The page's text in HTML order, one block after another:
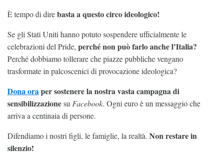
È tempo di direbasta a questo circo ideologico!
Se gli Stati Uniti hanno potuto sospendere ufficialmente le
celebrazioni del Pride, perché non può farlo anche l’Italia?
Perché dobbiamo tollerare che piazze pubbliche vengano
trasformate in palcoscenici di provocazione ideologica?
Dona ora per sostenere la nostra vasta campagna di
sensibilizzazionesu Facebook. Ogni euro è un messaggio che
arriva a centinaia di persone.
Difendiamo i nostri figli, le famiglie, la realtà. Non restare in
silenzio!